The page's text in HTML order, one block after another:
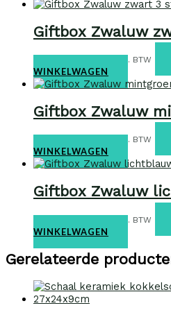
Giftbox Zwaluw
Giftbox€29,95 incl. BTW
WINKELWAGEN
Giftbox Zwaluw
incl. BTW
WINKELWAGEN
Giftbox Zwaluw
Giftbox€29,95 incl. BTW
WINKELWAGEN
Gerelateerde